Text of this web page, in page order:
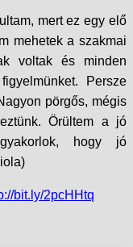
mert ez egy elő
mehetek a szakmai
voltak és minden
Persze
pörgős, mégis
Örültem a jó
hogy jó
bit.ly/2pcHHtq